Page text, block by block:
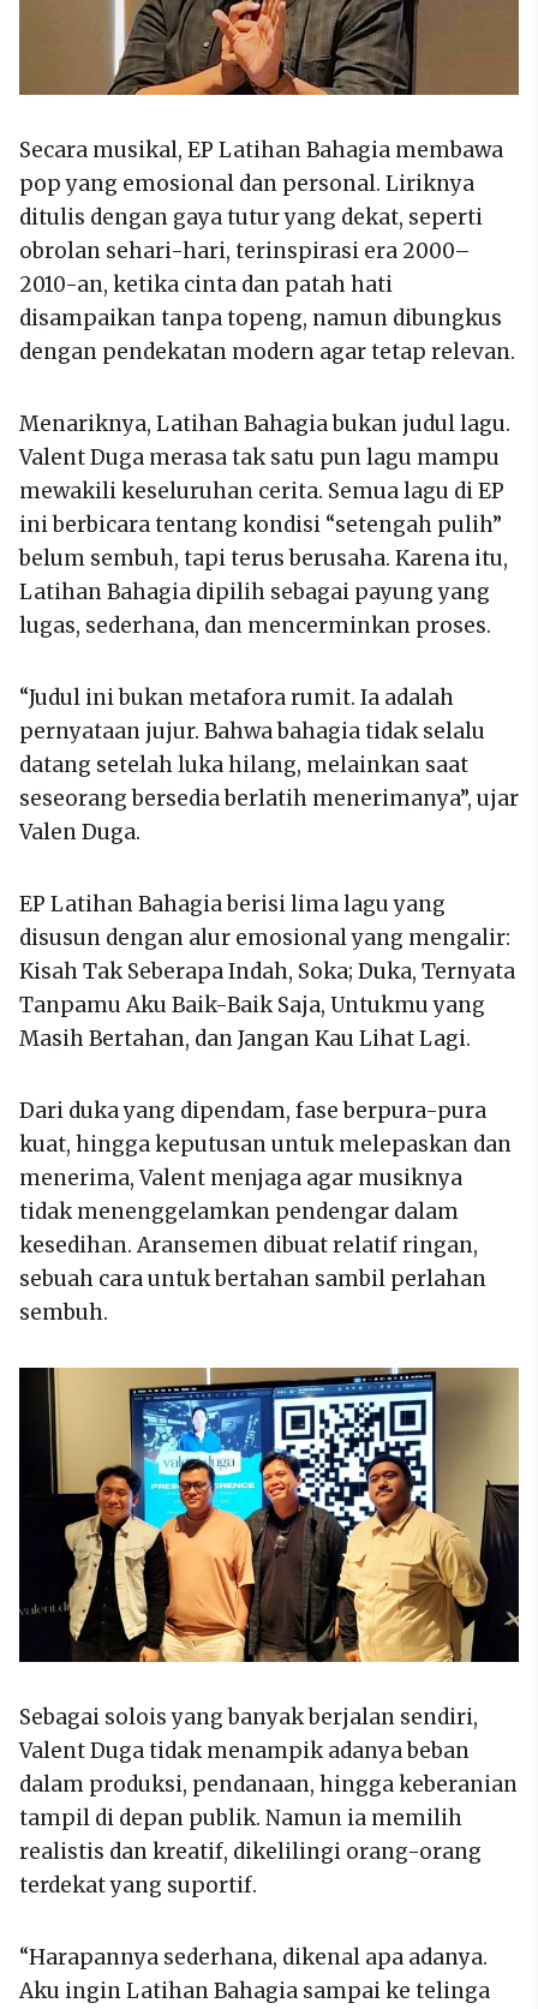
Secara musikal, EP Latihan Bahagia membawa
pop yang emosional dan personal. Liriknya
ditulis dengan gaya tutur yang dekat, seperti
obrolan sehari-hari, terinspirasi era 2000–
2010-an, ketika cinta dan patah hati
disampaikan tanpa topeng, namun dibungkus
dengan pendekatan modern agar tetap relevan.
Menariknya, Latihan Bahagia bukan judul lagu.
Valent Duga merasa tak satu pun lagu mampu
mewakili keseluruhan cerita. Semua lagu di EP
ini berbicara tentang kondisi “setengah pulih”
belum sembuh, tapi terus berusaha. Karena itu,
Latihan Bahagia dipilih sebagai payung yang
lugas, sederhana, dan mencerminkan proses.
“Judul ini bukan metafora rumit. Ia adalah
pernyataan jujur. Bahwa bahagia tidak selalu
datang setelah luka hilang, melainkan saat
seseorang bersedia berlatih menerimanya”, ujar
Valen Duga.
EP Latihan Bahagia berisi lima lagu yang
disusun dengan alur emosional yang mengalir:
Kisah Tak Seberapa Indah, Soka; Duka, Ternyata
Tanpamu Aku Baik-Baik Saja, Untukmu yang
Masih Bertahan, dan Jangan Kau Lihat Lagi.
Dari duka yang dipendam, fase berpura-pura
kuat, hingga keputusan untuk melepaskan dan
menerima, Valent menjaga agar musiknya
tidak menenggelamkan pendengar dalam
kesedihan. Aransemen dibuat relatif ringan,
sebuah cara untuk bertahan sambil perlahan
sembuh.
Sebagai solois yang banyak berjalan sendiri,
Valent Duga tidak menampik adanya beban
dalam produksi, pendanaan, hingga keberanian
tampil di depan publik. Namun ia memilih
realistis dan kreatif, dikelilingi orang-orang
terdekat yang suportif.
“Harapannya sederhana, dikenal apa adanya.
Aku ingin Latihan Bahagia sampai ke telinga